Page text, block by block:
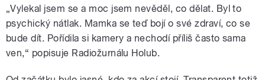
„Vylekal jsem se a moc jsem nevěděl, co dělat. Byl to
psychický nátlak. Mamka se teď bojí o své zdraví, co se
bude dít. Pořídila si kamery a nechodí příliš často sama
ven,“ popisuje Radiožurnálu Holub.